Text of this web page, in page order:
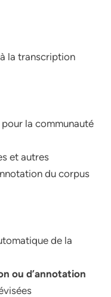
la transcription
pour la communauté
et autres
du corpus
de la
ou d’annotation